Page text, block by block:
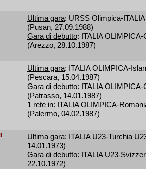
Ultima gara: URSS Olimpica-
(Pusan, 27.09.1988)
Gara di debutto: ITALIA
(Arezzo, 28.10.1987)
Ultima gara: ITALIA OLIMPICA-
(Pescara, 15.04.1987)
Gara di debutto: ITALIA
(Patrasso, 14.01.1987)
1 rete in: ITALIA OLIMPICA-
(Palermo, 04.02.1987)
Ultima gara: ITALIA U23-Turchia
14.01.1973)
Gara di debutto: ITALIA U23-
22.10.1972)